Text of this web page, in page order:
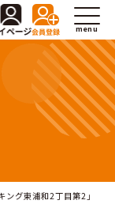
menu
グ東浦和2丁目第2」